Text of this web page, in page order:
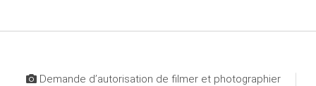
Demande d’autorisation de filmer et photographier